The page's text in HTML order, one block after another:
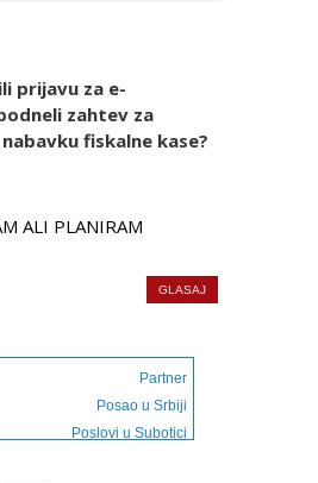
prijavu za e-
zahtev za
fiskalne kase?
ALI PLANIRAM
Partner
Posao u Srbiji
Poslovi u Subotici